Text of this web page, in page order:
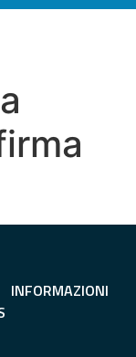
INFORMAZIONI